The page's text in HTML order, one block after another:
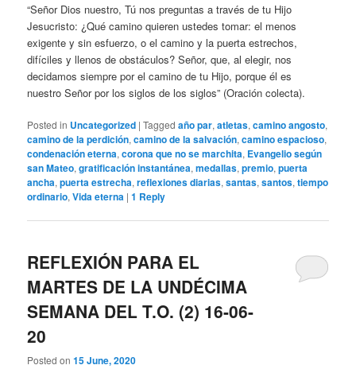
“Señor Dios nuestro, Tú nos preguntas a través de tu Hijo
Jesucristo: ¿Qué camino quieren ustedes tomar: el menos
exigente y sin esfuerzo, o el camino y la puerta estrechos,
difíciles y llenos de obstáculos? Señor, que, al elegir, nos
decidamos siempre por el camino de tu Hijo, porque él es
nuestro Señor por los siglos de los siglos” (Oración colecta).
Posted in Uncategorized |Tagged año par,atletas,camino angosto,
camino de la perdición,camino de la salvación,camino espacioso,
condenación eterna,corona que no se marchita, Evangelio según
san Mateo,gratificación instantánea,medallas,premio,puerta
ancha,puerta estrecha,reflexiones diarias,santas,santos,tiempo
ordinario,Vida eterna |1 Reply
REFLEXIÓN PARA EL
MARTES DE LA UNDÉCIMA
SEMANA DEL T.O. (2) 16-06-
20
Posted on15 June, 2020